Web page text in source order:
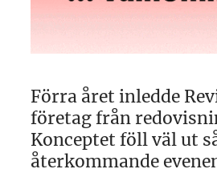
Förra året inledde
företag från
Konceptet föll väl ut
återkommande